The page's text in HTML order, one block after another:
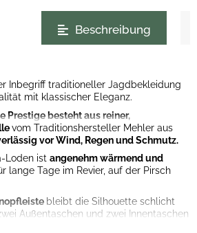
Beschreibung
Inbegriff traditioneller Jagdbekleidung
mit klassischer Eleganz.
Prestige besteht aus reiner,
vom Traditionshersteller Mehler aus
vor Wind, Regen und Schmutz.
Loden ist angenehm wärmend und
lange Tage im Revier, auf der Pirsch
bleibt die Silhouette schlicht
Außentaschen und zwei Innentaschen
bieten.